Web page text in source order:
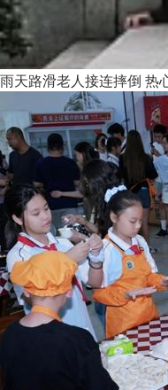
雨天路滑老人接连摔倒 热